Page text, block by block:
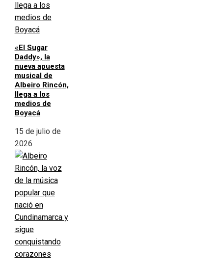
«El Sugar
Daddy», la
nueva apuesta
musical de
Albeiro Rincón,
llega a los
medios de
Boyacá
15 de julio de
2026